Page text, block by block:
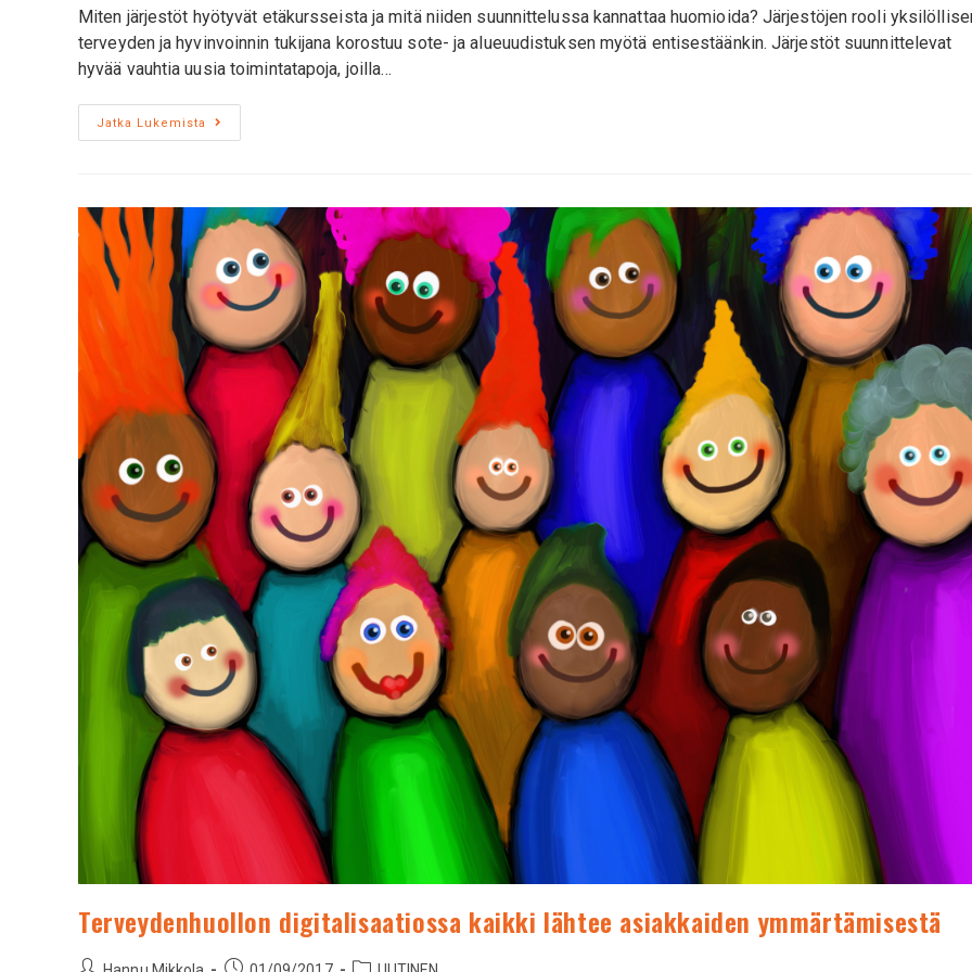
Miten järjestöt hyötyvät etäkursseista ja mitä niiden suunnittelussa kannattaa huomioida? Järjestöjen rooli
terveyden ja hyvinvoinnin tukijana korostuu sote- ja alueuudistuksen myötä entisestäänkin. Järjestöt suunnittelevat
hyvää vauhtia uusia toimintatapoja, joilla…
Jatka Lukemista
Terveydenhuollon digitalisaatiossa kaikki lähtee asiakkaiden ymmärtämisestä